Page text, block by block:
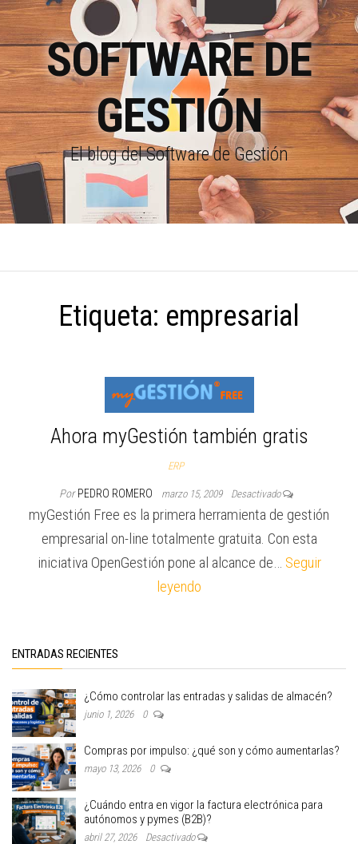
SOFTWARE DE
GESTIÓN
El blog del Software de Gestión
Etiqueta: empresarial
Ahora myGestión también gratis
ERP
Por PEDRO ROMERO marzo 15, 2009 Desactivado
myGestión Free es la primera herramienta de gestión
empresarial on-line totalmente gratuita. Con esta
iniciativa OpenGestión pone al alcance de… Seguir
leyendo
ENTRADAS RECIENTES
¿Cómo controlar las entradas y salidas de almacén?
junio 1, 2026 0
Compras por impulso: ¿qué son y cómo aumentarlas?
mayo 13, 2026 0
¿Cuándo entra en vigor la factura electrónica para
autónomos y pymes (B2B)?
abril 27, 2026 Desactivado